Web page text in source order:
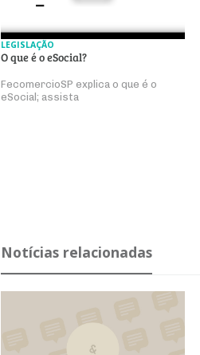
LEGISLAÇÃO
O que é o eSocial?
FecomercioSP explica o que é o
eSocial; assista
Notícias relacionadas